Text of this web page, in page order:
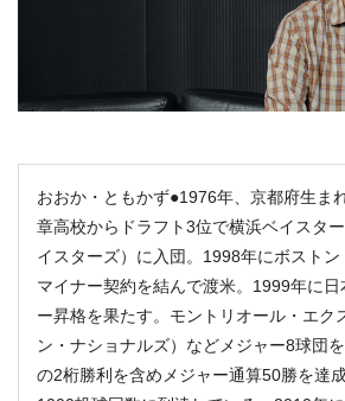
おおか・ともかず●1976年、京都府生ま
章高校からドラフト3位で横浜ベイスタ
イスターズ）に入団。1998年にボストン
マイナー契約を結んで渡米。1999年に
ー昇格を果たす。モントリオール・エク
ン・ナショナルズ）などメジャー8球団
の2桁勝利を含めメジャー通算50勝を達